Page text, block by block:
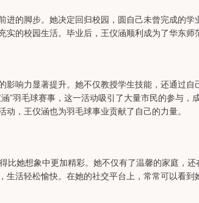
进的脚步。她决定回归校园，圆自己未曾完成的
实的校园生活。毕业后，王仪涵顺利成为了华东师
影响力显著提升。她不仅教授学生技能，还通过
”羽毛球赛事，这一活动吸引了大量市民的参与
动，王仪涵也为羽毛球事业贡献了自己的力量。
比她想象中更加精彩。她不仅有了温馨的家庭，
生活轻松愉快。在她的社交平台上，常常可以看